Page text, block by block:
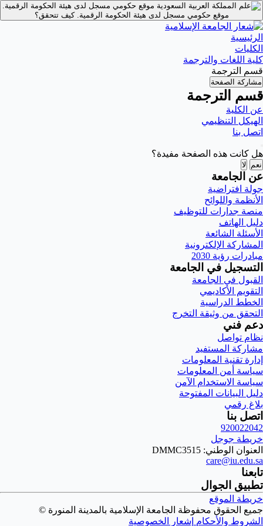
موقع حكومي مسجل لدى هيئة الحكومة الرقمية.
موقع حكومي مسجل لدى هيئة الحكومة الرقمية.كيف تتحقق؟
الرئيسية
الكليات
كلية اللغات والترجمة
قسم الترجمة
مشاركة الصفحة
قسم الترجمة
عن الكلية
الهيكل التنظيمي
اتصل بنا
هل كانت هذه الصفحة مفيدة؟
نعم لا
عن الجامعة
جولة افتراضية
الأنظمة واللوائح
منصة جدارات للتوظيف
دليل الهاتف
الأسئلة الشائعة
المشاركة الإلكترونية
مبادرات رؤية 2030
التسجيل في الجامعة
القبول في الجامعة
التقويم الأكاديمي
الخطط الدراسية
التحقق من وثيقة التخرج
دعم فني
نظام تواصل
مشاركة المستفيد
إدارة تقنية المعلومات
سياسة أمن المعلومات
سياسة الاستخدام الآمن
دليل البيانات المفتوحة
بلاغ رقمي
اتصل بنا
920022042
خريطة جوجل
العنوان الوطني: DMMC3515
care@iu.edu.sa
تابعنا
تطبيق الجوال
خريطة الموقع
جميع الحقوق محفوظة الجامعة الإسلامية بالمدينة المنورة ©
الشروط والأحكام إشعار الخصوصية